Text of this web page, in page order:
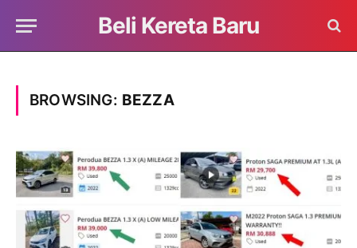
Beli Kereta Baru
BROWSING: BEZZA